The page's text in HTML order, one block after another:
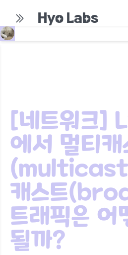
Hyo Labs
[네트워크]
에서 멀티캐
캐스트
트래픽은 어
될까?